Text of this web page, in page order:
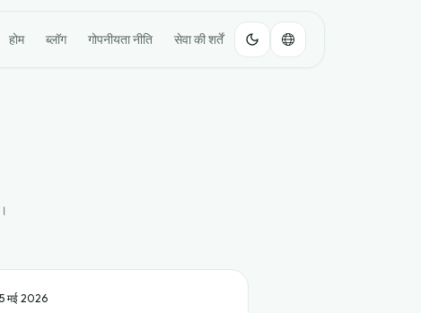
होम ब्लॉग गोपनीयता नीति सेवा की शर्तें
मई 2026